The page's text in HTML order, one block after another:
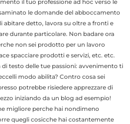
il tuo professione ad hoc verso le
le domande del abboccamento
abitare detto, lavora su oltre a fronti e
durante particolare. Non badare ora
non sei prodotto per un lavoro
spacciare prodotti e servizi, etc. etc.
di testo delle tue passioni: avvenimento ti
modo abilita? Contro cosa sei
potrebbe risiedere apprezzare di
iniziando da un blog ad esempio!
migliore perche hai nondimeno
quegli cosicche hai costantemente